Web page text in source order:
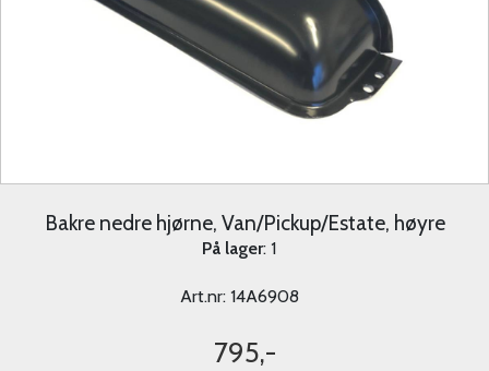
Bakre nedre hjørne, Van/Pickup/Estate, høyre
På lager: 1
Art.nr: 14A6908
795,-